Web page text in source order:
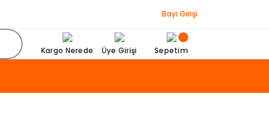
Bayi Girişi
Kargo Nerede Üye Girişi Sepetim